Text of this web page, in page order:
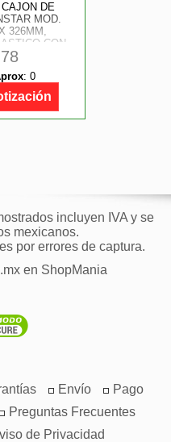
DE
MOD.
326MM,
CON
DE
PARA
PARA
: 0
incluyen IVA y se
mexicanos.
por errores de captura.
Envío
Pago
Preguntas Frecuentes
de Privacidad